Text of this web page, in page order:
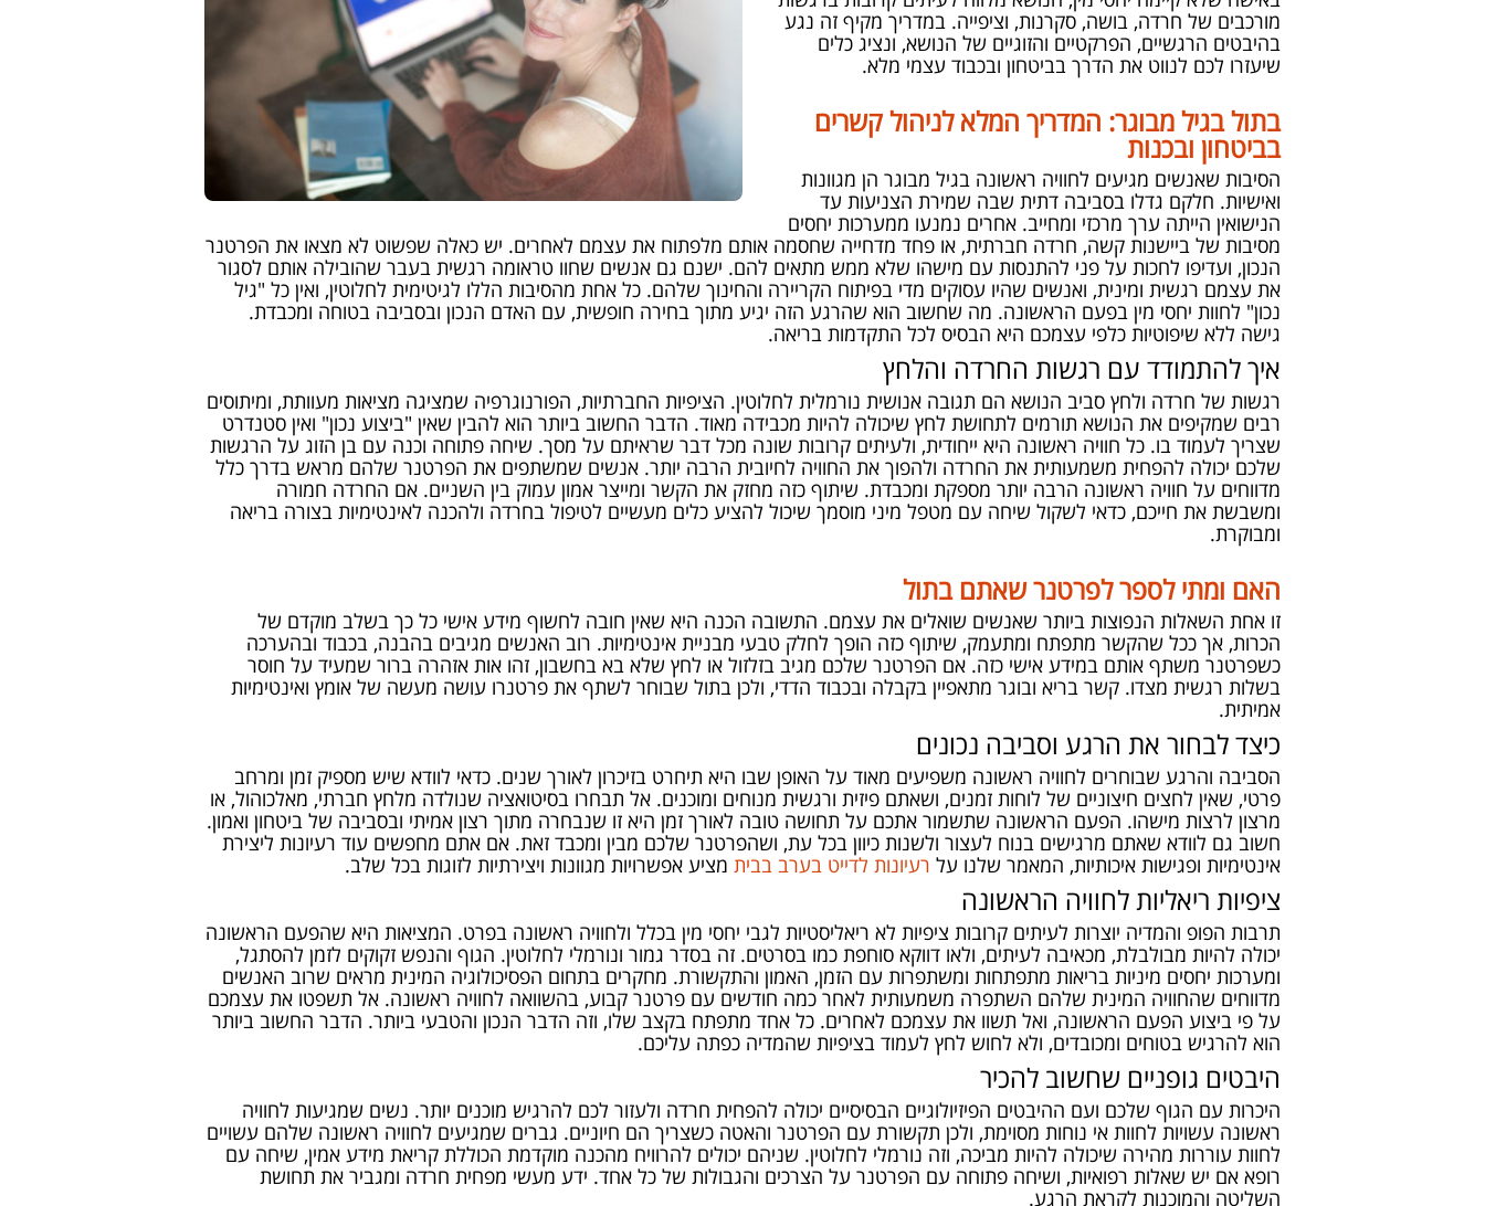
מורכבים של חרדה, בושה, סקרנות, וציפייה. במדריך מקיף זה נגע
בהיבטים הרגשיים, הפרקטיים והזוגיים של הנושא, ונציג כלים
שיעזרו לכם לנווט את הדרך בביטחון ובכבוד עצמי מלא.
בתול בגיל מבוגר: המדריך המלא לניהול קשרים
בביטחון ובכנות
הסיבות שאנשים מגיעים לחוויה ראשונה בגיל מבוגר הן מגוונות
ואישיות. חלקם גדלו בסביבה דתית שבה שמירת הצניעות עד
הנישואין הייתה ערך מרכזי ומחייב. אחרים נמנעו ממערכות יחסים
מסיבות של ביישנות קשה, חרדה חברתית, או פחד מדחייה שחסמה אותם מלפתוח את עצמם לאחרים. יש כאלה שפשוט לא מצאו את הפרטנר
הנכון, ועדיפו לחכות על פני להתנסות עם מישהו שלא ממש מתאים להם. ישנם גם אנשים שחוו טראומה רגשית בעבר שהובילה אותם לסגור
את עצמם רגשית ומינית, ואנשים שהיו עסוקים מדי בפיתוח הקריירה והחינוך שלהם. כל אחת מהסיבות הללו לגיטימית לחלוטין, ואין כל "גיל
נכון" לחוות יחסי מין בפעם הראשונה. מה שחשוב הוא שהרגע הזה יגיע מתוך בחירה חופשית, עם האדם הנכון ובסביבה בטוחה ומכבדת.
גישה ללא שיפוטיות כלפי עצמכם היא הבסיס לכל התקדמות בריאה.
איך להתמודד עם רגשות החרדה והלחץ
רגשות של חרדה ולחץ סביב הנושא הם תגובה אנושית נורמלית לחלוטין. הציפיות החברתיות, הפורנוגרפיה שמציגה מציאות מעוותת, ומיתוסים
רבים שמקיפים את הנושא תורמים לתחושת לחץ שיכולה להיות מכבידה מאוד. הדבר החשוב ביותר הוא להבין שאין "ביצוע נכון" ואין סטנדרט
שצריך לעמוד בו. כל חוויה ראשונה היא ייחודית, ולעיתים קרובות שונה מכל דבר שראיתם על מסך. שיחה פתוחה וכנה עם בן הזוג על הרגשות
שלכם יכולה להפחית משמעותית את החרדה ולהפוך את החוויה לחיובית הרבה יותר. אנשים שמשתפים את הפרטנר שלהם מראש בדרך כלל
מדווחים על חוויה ראשונה הרבה יותר מספקת ומכבדת. שיתוף כזה מחזק את הקשר ומייצר אמון עמוק בין השניים. אם החרדה חמורה
ומשבשת את חייכם, כדאי לשקול שיחה עם מטפל מיני מוסמך שיכול להציע כלים מעשיים לטיפול בחרדה ולהכנה לאינטימיות בצורה בריאה
ומבוקרת.
האם ומתי לספר לפרטנר שאתם בתול
זו אחת השאלות הנפוצות ביותר שאנשים שואלים את עצמם. התשובה הכנה היא שאין חובה לחשוף מידע אישי כל כך בשלב מוקדם של
הכרות, אך ככל שהקשר מתפתח ומתעמק, שיתוף כזה הופך לחלק טבעי מבניית אינטימיות. רוב האנשים מגיבים בהבנה, בכבוד ובהערכה
כשפרטנר משתף אותם במידע אישי כזה. אם הפרטנר שלכם מגיב בזלזול או לחץ שלא בא בחשבון, זהו אות אזהרה ברור שמעיד על חוסר
בשלות רגשית מצדו. קשר בריא ובוגר מתאפיין בקבלה ובכבוד הדדי, ולכן בתול שבוחר לשתף את פרטנרו עושה מעשה של אומץ ואינטימיות
אמיתית.
כיצד לבחור את הרגע וסביבה נכונים
הסביבה והרגע שבוחרים לחוויה ראשונה משפיעים מאוד על האופן שבו היא תיחרט בזיכרון לאורך שנים. כדאי לוודא שיש מספיק זמן ומרחב
פרטי, שאין לחצים חיצוניים של לוחות זמנים, ושאתם פיזית ורגשית מנוחים ומוכנים. אל תבחרו בסיטואציה שנולדה מלחץ חברתי, מאלכוהול, או
מרצון לרצות מישהו. הפעם הראשונה שתשמור אתכם על תחושה טובה לאורך זמן היא זו שנבחרה מתוך רצון אמיתי ובסביבה של ביטחון ואמון.
חשוב גם לוודא שאתם מרגישים בנוח לעצור ולשנות כיוון בכל עת, ושהפרטנר שלכם מבין ומכבד זאת. אם אתם מחפשים עוד רעיונות ליצירת
אינטימיות ופגישות איכותיות, המאמר שלנו על רעיונות לדייט בערב בבית מציע אפשרויות מגוונות ויצירתיות לזוגות בכל שלב.
ציפיות ריאליות לחוויה הראשונה
תרבות הפופ והמדיה יוצרות לעיתים קרובות ציפיות לא ריאליסטיות לגבי יחסי מין בכלל ולחוויה ראשונה בפרט. המציאות היא שהפעם הראשונה
יכולה להיות מבולבלת, מכאיבה לעיתים, ולאו דווקא סוחפת כמו בסרטים. זה בסדר גמור ונורמלי לחלוטין. הגוף והנפש זקוקים לזמן להסתגל,
ומערכות יחסים מיניות בריאות מתפתחות ומשתפרות עם הזמן, האמון והתקשורת. מחקרים בתחום הפסיכולוגיה המינית מראים שרוב האנשים
מדווחים שהחוויה המינית שלהם השתפרה משמעותית לאחר כמה חודשים עם פרטנר קבוע, בהשוואה לחוויה ראשונה. אל תשפטו את עצמכם
על פי ביצוע הפעם הראשונה, ואל תשוו את עצמכם לאחרים. כל אחד מתפתח בקצב שלו, וזה הדבר הנכון והטבעי ביותר. הדבר החשוב ביותר
הוא להרגיש בטוחים ומכובדים, ולא לחוש לחץ לעמוד בציפיות שהמדיה כפתה עליכם.
היבטים גופניים שחשוב להכיר
היכרות עם הגוף שלכם ועם ההיבטים הפיזיולוגיים הבסיסיים יכולה להפחית חרדה ולעזור לכם להרגיש מוכנים יותר. נשים שמגיעות לחוויה
ראשונה עשויות לחוות אי נוחות מסוימת, ולכן תקשורת עם הפרטנר והאטה כשצריך הם חיוניים. גברים שמגיעים לחוויה ראשונה שלהם עשויים
לחוות עוררות מהירה שיכולה להיות מביכה, וזה נורמלי לחלוטין. שניהם יכולים להרוויח מהכנה מוקדמת הכוללת קריאת מידע אמין, שיחה עם
רופא אם יש שאלות רפואיות, ושיחה פתוחה עם הפרטנר על הצרכים והגבולות של כל אחד. ידע מעשי מפחית חרדה ומגביר את תחושת
השליטה והמוכנות לקראת הרגע.